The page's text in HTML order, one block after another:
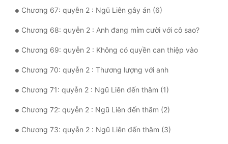
Chương 67: quyễn 2 : Ngũ Liên gây án (6)
Chương 68: quyễn 2 : Anh đang mỉm cười với cô sao?
Chương 69: quyễn 2 : Không có quyền can thiệp vào
Chương 70: quyễn 2 : Thương lượng với anh
Chương 71: quyễn 2 : Ngũ Liên đến thăm (1)
Chương 72: quyễn 2 : Ngũ Liên đến thăm (2)
Chương 73: quyễn 2 : Ngũ Liên đến thăm (3)